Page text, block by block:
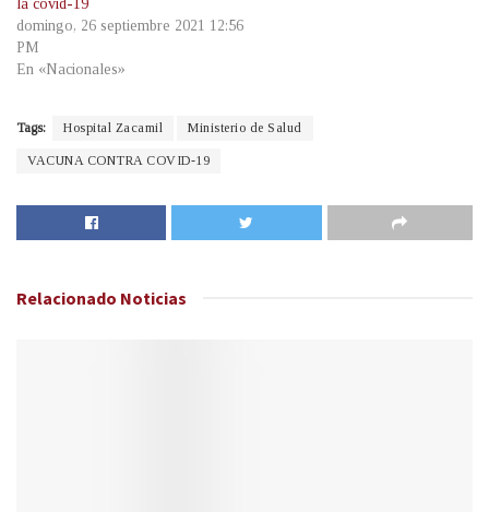
la covid-19
domingo, 26 septiembre 2021 12:56
PM
En «Nacionales»
Tags: Hospital Zacamil Ministerio de Salud
VACUNA CONTRA COVID-19
Relacionado Noticias